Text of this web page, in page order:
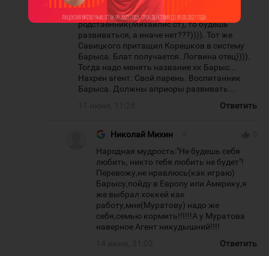
То есть если в Барысе работает земляк и
друг твоего отца(Иванищев) или тренер
родстаенник(Михайлис ст), то будешь
развиваться, а иначе нет???)))). Тот же
Савицкого притащил Корешков в систему
Барыса. Блат получается. Логвина отец)))).
Тогда надо менять название хк Барыс...
Нахрен агент. Свой парень. Воспитанник
Барыса. Должны априоры развивать...
Ответить
Николай Михин
Народная мудрость:"Не будешь себя
любить, никто тебя любить не будет"!
Перевожу,не нравлюсь(как играю)
Барысу,пойду в Европу или Америку,я
же выбрал хоккей как
работу,мне(Муратову) надо же
себя,семью кормить!!!!!!А у Муратова
наверное Агент никудышний!!!!
Ответить